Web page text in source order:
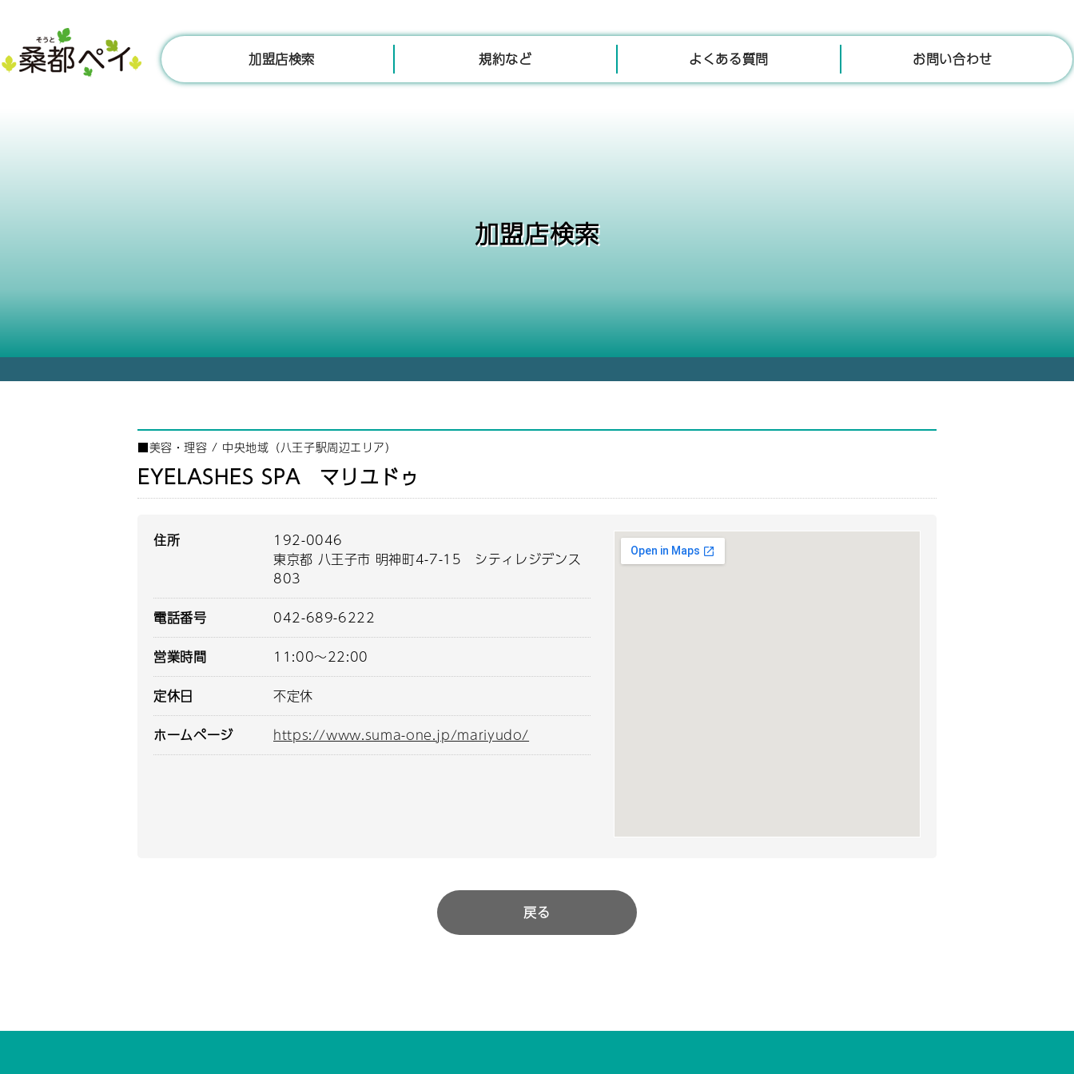
ン
加盟店検索 規約など よくある質問 お問い合わせ
加盟店検索
■美容・理容 / 中央地域（八王子駅周辺エリア）
EYELASHES SPA マリユドゥ
住所
192-0046
東京都 八王子市 明神町4-7-15 シティレジデンス
803
電話番号
042-689-6222
営業時間
11:00～22:00
定休日
不定休
ホームページ
https://www.suma-one.jp/mariyudo/
戻る